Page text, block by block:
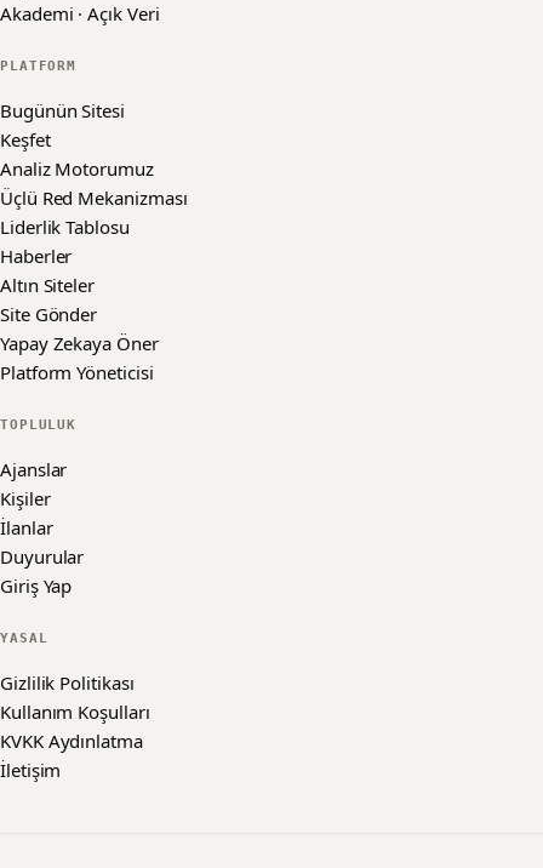
Akademi · Açık Veri
PLATFORM
Bugünün Sitesi
Keşfet
Analiz Motorumuz
Üçlü Red Mekanizması
Liderlik Tablosu
Haberler
Altın Siteler
Site Gönder
Yapay Zekaya Öner
Platform Yöneticisi
TOPLULUK
Ajanslar
Kişiler
İlanlar
Duyurular
Giriş Yap
YASAL
Gizlilik Politikası
Kullanım Koşulları
KVKK Aydınlatma
İletişim